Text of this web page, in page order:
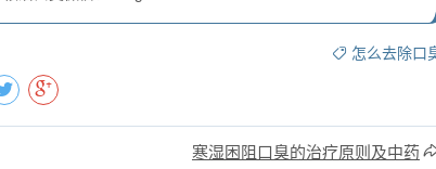
怎么去除口
寒湿困阻口臭的治疗原则及中药